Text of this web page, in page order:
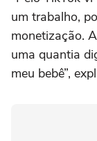
um trabalho,
monetização.
uma quantia
meu bebê”,